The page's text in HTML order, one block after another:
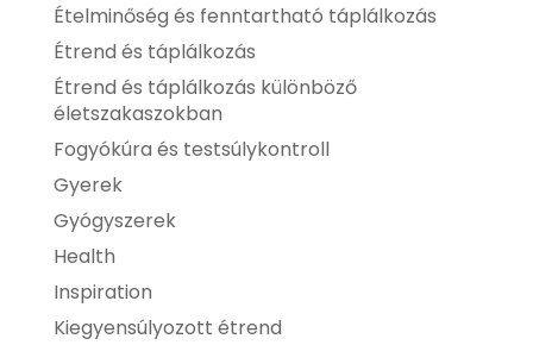
Ételminőség és fenntartható táplálkozás
Étrend és táplálkozás
Étrend és táplálkozás különböző
életszakaszokban
Fogyókúra és testsúlykontroll
Gyerek
Gyógyszerek
Health
Inspiration
Kiegyensúlyozott étrend